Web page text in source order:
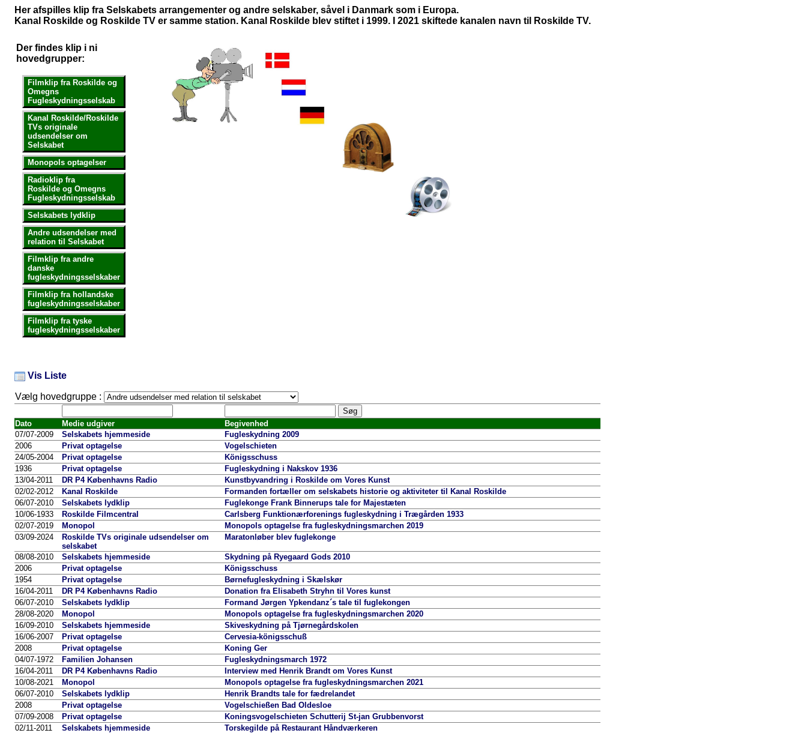
Her afspilles klip fra Selskabets arrangementer og andre selskaber, såvel i Danmark som i Europa.
Kanal Roskilde og Roskilde TV er samme station. Kanal Roskilde blev stiftet i 1999. I 2021 skiftede kanalen navn til Roskilde TV.
Der findes klip i ni
hovedgrupper:
Filmklip fra Roskilde og
Omegns
Fugleskydningsselskab
Kanal Roskilde/Roskilde
TVs originale
udsendelser om
Selskabet
Monopols optagelser
Radioklip fra
Roskilde og Omegns
Fugleskydningsselskab
Selskabets lydklip
Andre udsendelser med
relation til Selskabet
Filmklip fra andre
danske
fugleskydningsselskaber
Filmklip fra hollandske
fugleskydningsselskaber
Filmklip fra tyske
fugleskydningsselskaber
Vis Liste
Vælg hovedgruppe :
Dato Medie udgiver
Begivenhed
07/07-2009
Selskabets hjemmeside
Fugleskydning 2009
2006
Privat optagelse
Vogelschieten
24/05-2004
Privat optagelse
Königsschuss
1936
Privat optagelse
Fugleskydning i Nakskov 1936
13/04-2011
DR P4 Københavns Radio
Kunstbyvandring i Roskilde om Vores Kunst
02/02-2012
Kanal Roskilde
Formanden fortæller om selskabets historie og aktiviteter til Kanal Roskilde
06/07-2010
Selskabets lydklip
Fuglekonge Frank Binnerups tale for Majestæten
10/06-1933
Roskilde Filmcentral
Carlsberg Funktionærforenings fugleskydning i Trægården 1933
02/07-2019
Monopol
Monopols optagelse fra fugleskydningsmarchen 2019
03/09-2024
Roskilde TVs originale udsendelser om
selskabet
Maratonløber blev fuglekonge
08/08-2010 Selskabets hjemmeside
Skydning på Ryegaard Gods 2010
2006
Privat optagelse
Königsschuss
1954
Privat optagelse
Børnefugleskydning i Skælskør
16/04-2011
DR P4 Københavns Radio
Donation fra Elisabeth Stryhn til Vores kunst
06/07-2010
Selskabets lydklip
Formand Jørgen Ypkendanz´s tale til fuglekongen
28/08-2020
Monopol
Monopols optagelse fra fugleskydningsmarchen 2020
16/09-2010
Selskabets hjemmeside
Skiveskydning på Tjørnegårdskolen
16/06-2007
Privat optagelse
Cervesia-königsschuß
2008
Privat optagelse
Koning Ger
04/07-1972
Familien Johansen
Fugleskydningsmarch 1972
16/04-2011
DR P4 Københavns Radio
Interview med Henrik Brandt om Vores Kunst
10/08-2021
Monopol
Monopols optagelse fra fugleskydningsmarchen 2021
06/07-2010
Selskabets lydklip
Henrik Brandts tale for fædrelandet
2008
Privat optagelse
Vogelschießen Bad Oldesloe
07/09-2008
Privat optagelse
Koningsvogelschieten Schutterij St-jan Grubbenvorst
02/11-2011
Selskabets hjemmeside
Torskegilde på Restaurant Håndværkeren